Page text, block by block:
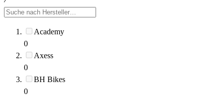
Academy
0
Axess
0
BH Bikes
0